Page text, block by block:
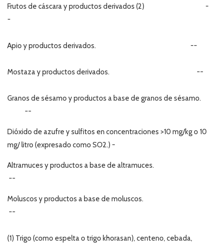
Frutos de cáscara y productos derivados (2) -
-
Apio y productos derivados. --
Mostaza y productos derivados. --
Granos de sésamo y productos a base de granos de sésamo.
--
Dióxido de azufre y sulfitos en concentraciones >10 mg/kg o 10
mg/ litro (expresado como SO2.) -
Altramuces y productos a base de altramuces.
--
Moluscos y productos a base de moluscos.
--
(1) Trigo (como espelta o trigo khorasan), centeno, cebada,